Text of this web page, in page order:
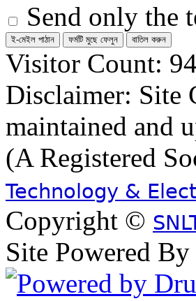
Send only the
Visitor Count:
Disclaimer: Site
maintained and
(A Registered
Technology &
Copyright ©
Site Powered By